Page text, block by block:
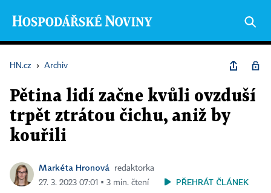
HN.cz › Archiv
Pětina lidí začne kvůli ovzduší
trpět ztrátou čichu, aniž by
kouřili
Markéta Hronová
redaktorka
27. 3. 2023 07:01 ▪ 3 min. čtení
PŘEHRÁT ČLÁNEK